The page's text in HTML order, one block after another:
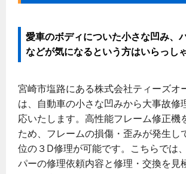
愛車のボディについた小さな凹み、
などが気になるという方はいらっし
宮崎市塩路にある株式会社ティーズオ
は、自動車の小さな凹みから大事故修
応いたします。高性能フレーム修正機
ため、フレームの損傷・歪みが発生し
位の３D修理が可能です。こちらでは
パーの修理依頼内容と修理・交換を見